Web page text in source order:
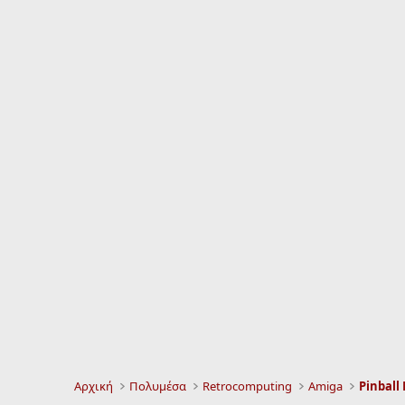
Αρχική Πολυμέσα Retrocomputing Amiga Pinball